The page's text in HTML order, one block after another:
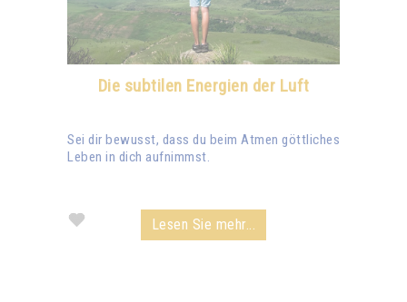
Die subtilen Energien der Luft
Sei dir bewusst, dass du beim Atmen göttliches
Leben in dich aufnimmst.
Lesen Sie mehr...